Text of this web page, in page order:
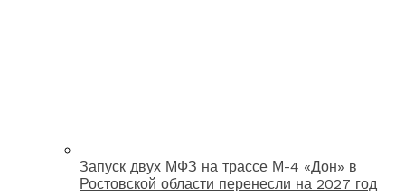
Запуск двух МФЗ на трассе М-4 «Дон» в
Ростовской области перенесли на 2027 год